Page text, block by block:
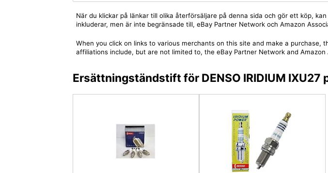
När du klickar på länkar till olika återförsäljare på denna sida och gör ett köp,
inkluderar, men är inte begränsade till, eBay Partner Network och Amazon
When you click on links to various merchants on this site and make a
affiliations include, but are not limited to, the eBay Partner Network and Amazon
Ersättningständstift för DENSO IRIDIUM IXU27